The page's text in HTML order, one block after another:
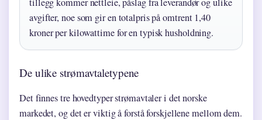
avgifter, noe som gir en totalpris på omtrent 1,40
kroner per kilowattime for en typisk husholdning.
De ulike strømavtaletypene
Det finnes tre hovedtyper strømavtaler i det norske
markedet, og det er viktig å forstå forskjellene mellom dem.